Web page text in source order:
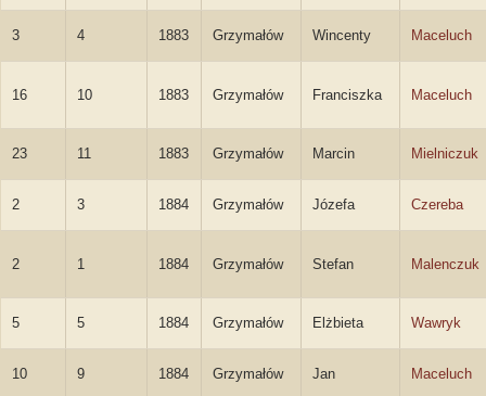
3 4 1883 Grzymałów Wincenty Maceluch
16 10 1883 Grzymałów Franciszka Maceluch
23 11 1883 Grzymałów Marcin Mielniczuk
2 3 1884 Grzymałów Józefa Czereba
2 1 1884 Grzymałów Stefan Malenczuk
5 5 1884 Grzymałów Elżbieta Wawryk
10 9 1884 Grzymałów Jan Maceluch